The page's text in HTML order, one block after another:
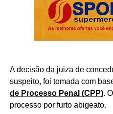
A decisão da juiza de
suspeito, foi tomada com
de Processo Penal (CPP).
processo por furto abigeato.